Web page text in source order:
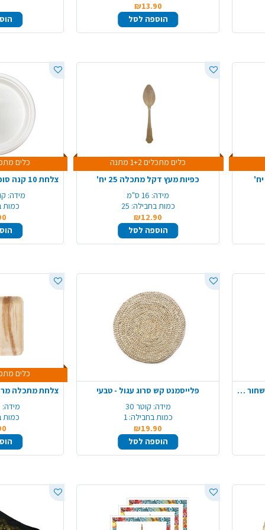
₪13.90
הוספה לסל
כלים מתכלים 1+2 מתנה
כפיות מעץ דקל מתכלה 25 יח'
מידה: 16 ס"מ
כמות בחבילה: 25
₪12.90
הוספה לסל
כלים מתכלים
מידה:
כמות
מפיות נייר דוגמת עלים 20 יח' - שחור זהב
פלייסמנט קש סרוג עגול - טבעי
מידה: קוטר 30
כמות בחבילה: 1
₪19.90
הוספה לסל
כלים מתכלים
מידה:
כמות